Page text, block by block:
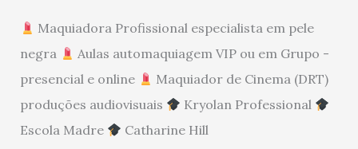
Maquiadora Profissional especialista em pele
negra
Aulas automaquiagem VIP ou em Grupo -
presencial e online
Maquiador de Cinema (DRT)
produções audiovisuais
Kryolan Professional
Escola Madre
Catharine Hill